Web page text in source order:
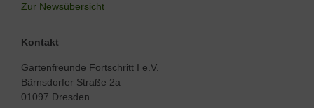
Zur Newsübersicht
Kontakt
Gartenfreunde Fortschritt I e.V.
Bärnsdorfer Straße 2a
01097 Dresden